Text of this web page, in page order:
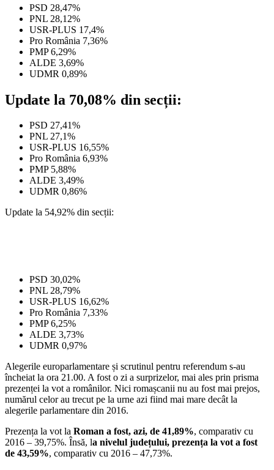
PSD 28,47%
PNL 28,12%
USR-PLUS 17,4%
Pro România 7,36%
PMP 6,29%
ALDE 3,69%
UDMR 0,89%
Update la 70,08% din secții:
PSD 27,41%
PNL 27,1%
USR-PLUS 16,55%
Pro România 6,93%
PMP 5,88%
ALDE 3,49%
UDMR 0,86%
Update la 54,92% din secții:
PSD 30,02%
PNL 28,79%
USR-PLUS 16,62%
Pro România 7,33%
PMP 6,25%
ALDE 3,73%
UDMR 0,97%
Alegerile europarlamentare și scrutinul pentru referendum s-au
încheiat la ora 21.00. A fost o zi a surprizelor, mai ales prin prisma
prezenței la vot a românilor. Nici romașcanii nu au fost mai prejos,
numărul celor au trecut pe la urne azi fiind mai mare decât la
alegerile parlamentare din 2016.
Prezența la vot la Roman a fost, azi, de 41,89%, comparativ cu
2016 – 39,75%. Însă, la nivelul județului, prezența la vot a fost
de 43,59%, comparativ cu 2016 – 47,73%.